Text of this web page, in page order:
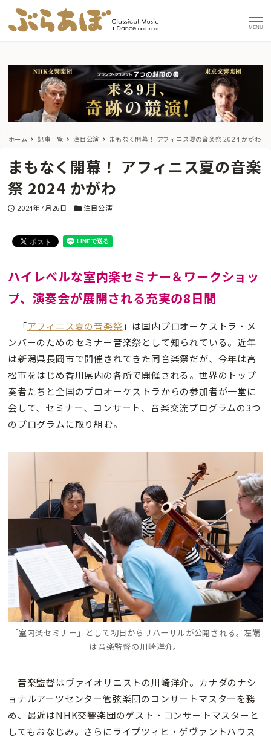
MENU
ホーム 記事一覧 注目公演 まもなく開幕！ アフィニス夏の音楽祭 2024 かがわ
まもなく開幕！ アフィニス夏の音楽
祭 2024 かがわ
投稿日
2024年7月26日 カテゴリー
注目公演
ハイレベルな室内楽セミナー＆ワークショッ
プ、演奏会が展開される充実の8日間
「アフィニス夏の音楽祭 」は国内プロオーケストラ・メ
ンバーのためのセミナー音楽祭として知られている。近年
は新潟県長岡市で開催されてきた同音楽祭だが、今年は高
松市をはじめ香川県内の各所で開催される。世界のトップ
奏者たちと全国のプロオーケストラからの参加者が一堂に
会して、セミナー、コンサート、音楽交流プログラムの3つ
のプログラムに取り組む。
「室内楽セミナー」として初日からリハーサルが公開される。左端
は音楽監督の川崎洋介。
音楽監督はヴァイオリニストの川崎洋介。カナダのナシ
ョナルアーツセンター管弦楽団のコンサートマスターを務
め、最近はNHK交響楽団のゲスト・コンサートマスターと
してもおなじみ。さらにライプツィヒ・ゲヴァントハウス